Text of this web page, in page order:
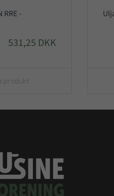
-
531,25 DKK
produkt